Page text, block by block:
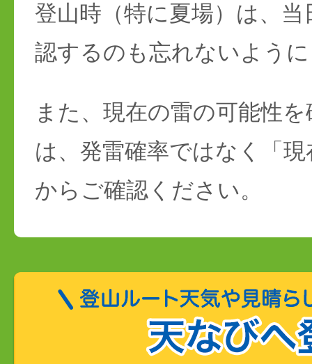
登山時（特に夏場）は、
認するのも忘れないよう
また、現在の雷の可能性
は、発雷確率ではなく「
からご確認ください。